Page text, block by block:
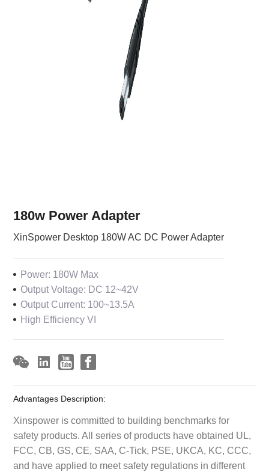
180w Power Adapter
XinSpower Desktop 180W AC DC Power Adapter
Power: 180W Max
Output Voltage: DC 12~42V
Output Current: 100~13.5A
High Efficiency VI
Advantages Description:
Xinspower is committed to building benchmarks for
safety products. All series of products have obtained UL,
FCC, CB, GS, CE, SAA, C-Tick, PSE, UKCA, KC, CCC,
and have applied to meet safety regulations in different